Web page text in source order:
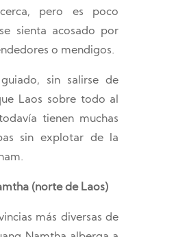
pero es poco
sienta acosado por
o mendigos.
sin salirse de
Laos sobre todo al
tienen muchas
sin explotar de la
(norte de Laos)
más diversas de